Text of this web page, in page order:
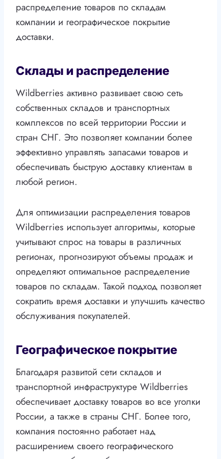
распределение товаров по складам
компании и географическое покрытие
доставки.
Склады и распределение
Wildberries активно развивает свою сеть
собственных складов и транспортных
комплексов по всей территории России и
стран СНГ. Это позволяет компании более
эффективно управлять запасами товаров и
обеспечивать быструю доставку клиентам в
любой регион.
Для оптимизации распределения товаров
Wildberries использует алгоритмы, которые
учитывают спрос на товары в различных
регионах, прогнозируют объемы продаж и
определяют оптимальное распределение
товаров по складам. Такой подход позволяет
сократить время доставки и улучшить качество
обслуживания покупателей.
Географическое покрытие
Благодаря развитой сети складов и
транспортной инфраструктуре Wildberries
обеспечивает доставку товаров во все уголки
России, а также в страны СНГ. Более того,
компания постоянно работает над
расширением своего географического